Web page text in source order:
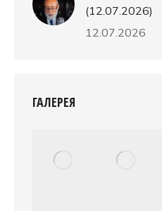
(12.07.2026)
12.07.2026
ГАЛЕРЕЯ